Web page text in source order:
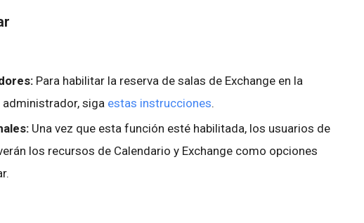
Para habilitar la reserva de salas de Exchange en la
administrador, siga estas instrucciones.
Una vez que esta función esté habilitada, los usuarios de
los recursos de Calendario y Exchange como opciones